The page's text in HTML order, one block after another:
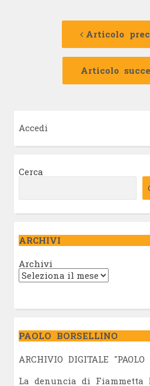
Navigazione
Articolo
Articolo
Accedi
Cerca
ARCHIVI
Archivi
PAOLO BORSELLINO
ARCHIVIO DIGITALE "PAOLO
La denuncia di Fiammetta